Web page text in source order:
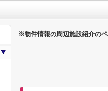
※物件情報の周辺施設紹介の